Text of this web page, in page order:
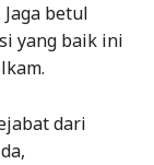
betul
yang baik ini
dari